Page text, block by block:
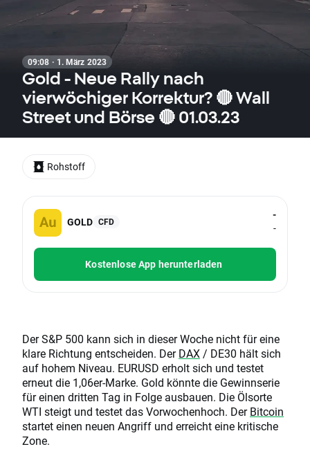
09:08 · 1. März 2023
Gold - Neue Rally nach
vierwöchiger Korrektur? 🔴 Wall
Street und Börse 🔴 01.03.23
GOLD CFD
-
-
Kostenlose App herunterladen
Der S&P 500 kann sich in dieser Woche nicht für eine
klare Richtung entscheiden. DerDAX/ DE30 hält sich
auf hohem Niveau. EURUSD erholt sich und testet
erneut die 1,06er-Marke. Gold könnte die Gewinnserie
für einen dritten Tag in Folge ausbauen. Die Ölsorte
WTI steigt und testet das Vorwochenhoch. DerBitcoin
startet einen neuen Angriff und erreicht eine kritische
Zone.
Rohstoff